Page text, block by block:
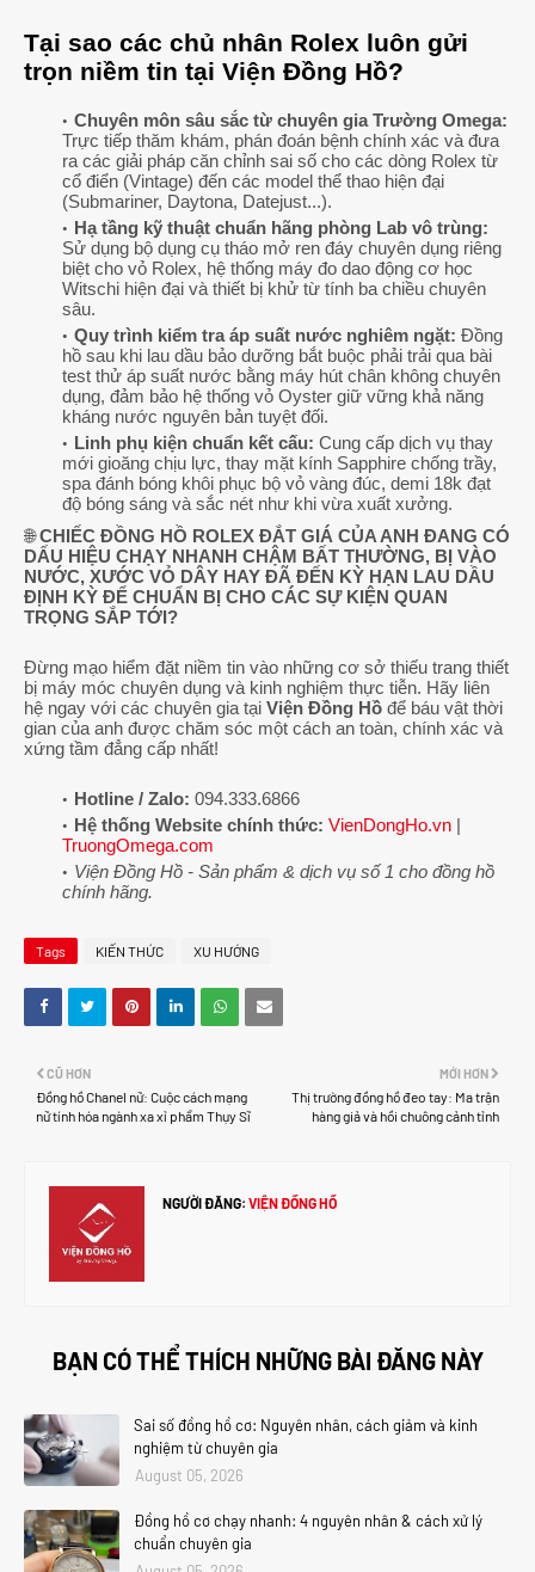
Tại sao các chủ nhân Rolex luôn gửi
trọn niềm tin tại Viện Đồng Hồ?
Chuyên môn sâu sắc từ chuyên gia Trường Omega:
Trực tiếp thăm khám, phán đoán bệnh chính xác và đưa
ra các giải pháp căn chỉnh sai số cho các dòng Rolex từ
cổ điển (Vintage) đến các model thể thao hiện đại
(Submariner, Daytona, Datejust...).
Hạ tầng kỹ thuật chuẩn hãng phòng Lab vô trùng:
Sử dụng bộ dụng cụ tháo mở ren đáy chuyên dụng riêng
biệt cho vỏ Rolex, hệ thống máy đo dao động cơ học
Witschi hiện đại và thiết bị khử từ tính ba chiều chuyên
sâu.
Quy trình kiểm tra áp suất nước nghiêm ngặt: Đồng
hồ sau khi lau dầu bảo dưỡng bắt buộc phải trải qua bài
test thử áp suất nước bằng máy hút chân không chuyên
dụng, đảm bảo hệ thống vỏ Oyster giữ vững khả năng
kháng nước nguyên bản tuyệt đối.
Linh phụ kiện chuẩn kết cấu: Cung cấp dịch vụ thay
mới gioăng chịu lực, thay mặt kính Sapphire chống trầy,
spa đánh bóng khôi phục bộ vỏ vàng đúc, demi 18k đạt
độ bóng sáng và sắc nét như khi vừa xuất xưởng.
🌐CHIẾC ĐỒNG HỒ ROLEX ĐẮT GIÁ CỦA ANH ĐANG CÓ
DẤU HIỆU CHẠY NHANH CHẬM BẤT THƯỜNG, BỊ VÀO
NƯỚC, XƯỚC VỎ DÂY HAY ĐÃ ĐẾN KỲ HẠN LAU DẦU
ĐỊNH KỲ ĐỂ CHUẨN BỊ CHO CÁC SỰ KIỆN QUAN
TRỌNG SẮP TỚI?
Đừng mạo hiểm đặt niềm tin vào những cơ sở thiếu trang thiết
bị máy móc chuyên dụng và kinh nghiệm thực tiễn. Hãy liên
hệ ngay với các chuyên gia tại Viện Đồng Hồ để báu vật thời
gian của anh được chăm sóc một cách an toàn, chính xác và
xứng tầm đẳng cấp nhất!
Hotline / Zalo: 094.333.6866
Hệ thống Website chính thức: VienDongHo.vn |
TruongOmega.com
Viện Đồng Hồ - Sản phẩm & dịch vụ số 1 cho đồng hồ
chính hãng.
Tags KIẾN THỨC XU HƯỚNG
MỚI HƠN
Thị trường đồng hồ đeo tay: Ma trận
hàng giả và hồi chuông cảnh tỉnh
CŨ HƠN
Đồng hồ Chanel nữ: Cuộc cách mạng
nữ tính hóa ngành xa xỉ phẩm Thụy Sĩ
NGƯỜI ĐĂNG: VIỆN ĐỒNG HỒ
BẠN CÓ THỂ THÍCH NHỮNG BÀI ĐĂNG NÀY
Sai số đồng hồ cơ: Nguyên nhân, cách giảm và kinh
nghiệm từ chuyên gia
August 05, 2026
Đồng hồ cơ chạy nhanh: 4 nguyên nhân & cách xử lý
chuẩn chuyên gia